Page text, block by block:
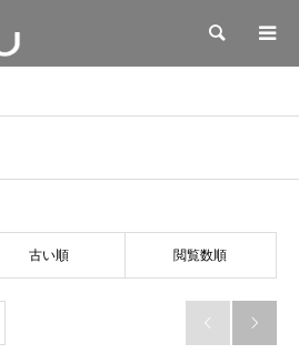
検索
古い順 閲覧数順
 